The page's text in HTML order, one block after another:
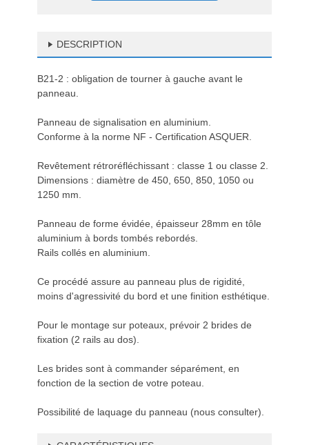
DESCRIPTION
B21-2 : obligation de tourner à gauche avant le
panneau.
Panneau de signalisation en aluminium.
Conforme à la norme NF - Certification ASQUER.
Revêtement rétroréfléchissant : classe 1 ou classe 2.
Dimensions : diamètre de 450, 650, 850, 1050 ou
1250 mm.
Panneau de forme évidée, épaisseur 28mm en tôle
aluminium à bords tombés rebordés.
Rails collés en aluminium.
Ce procédé assure au panneau plus de rigidité,
moins d'agressivité du bord et une finition esthétique.
Pour le montage sur poteaux, prévoir 2 brides de
fixation (2 rails au dos).
Les brides sont à commander séparément, en
fonction de la section de votre poteau.
Possibilité de laquage du panneau (nous consulter).